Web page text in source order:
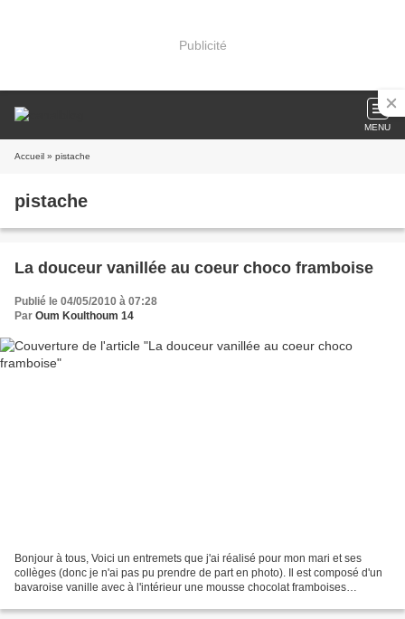
Publicité
MENU
Accueil » pistache
pistache
La douceur vanillée au coeur choco framboise
Publié le 04/05/2010 à 07:28
Par Oum Koulthoum 14
Bonjour à tous, Voici un entremets que j'ai réalisé pour mon mari et ses
collèges (donc je n'ai pas pu prendre de part en photo). Il est composé d'un
bavaroise vanille avec à l'intérieur une mousse chocolat framboises